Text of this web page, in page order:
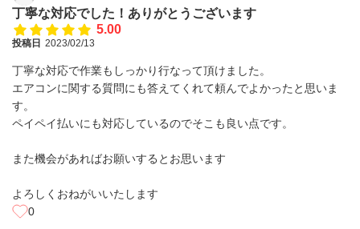
丁寧な対応でした！ありがとうございます
5.00
投稿日 2023/02/13
丁寧な対応で作業もしっかり行なって頂けました。
エアコンに関する質問にも答えてくれて頼んでよかったと思いま
す。
ペイペイ払いにも対応しているのでそこも良い点です。
また機会があればお願いするとお思います
よろしくおねがいいたします
0